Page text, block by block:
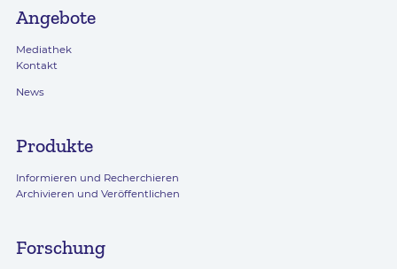
Angebote
Mediathek
Kontakt
News
Produkte
Informieren und Recherchieren
Archivieren und Veröffentlichen
Forschung